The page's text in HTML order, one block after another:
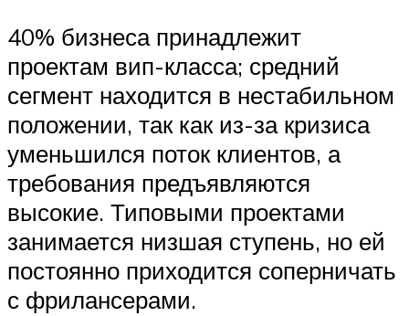
40% бизнеса принадлежит
проектам вип-класса; средний
сегмент находится в нестабильном
положении, так как из-за кризиса
уменьшился поток клиентов, а
требования предъявляются
высокие. Типовыми проектами
занимается низшая ступень, но ей
постоянно приходится соперничать
с фрилансерами.